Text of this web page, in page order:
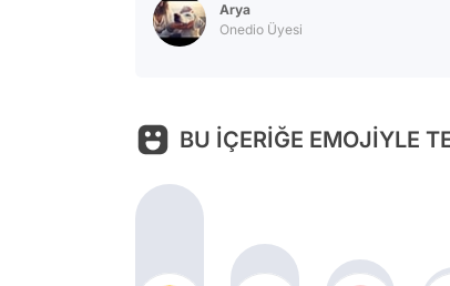
Arya
Onedio Üyesi
BU İÇERİĞE EMOJİYLE